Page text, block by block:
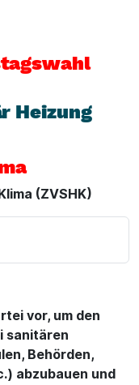
Heizung
(ZVSHK)
vor, um den
sanitären
Behörden,
abzubauen und